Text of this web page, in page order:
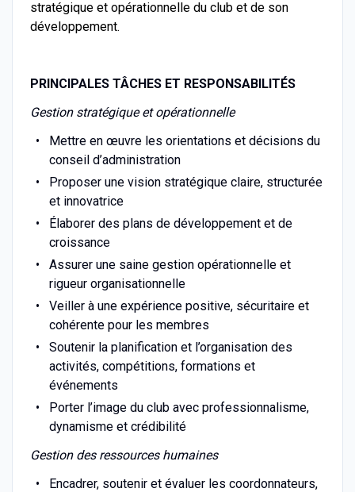
stratégique et opérationnelle du club et de son
développement.
PRINCIPALES TÂCHES ET RESPONSABILITÉS
Gestion stratégique et opérationnelle
Mettre en œuvre les orientations et décisions du
conseil d’administration
Proposer une vision stratégique claire, structurée
et innovatrice
Élaborer des plans de développement et de
croissance
Assurer une saine gestion opérationnelle et
rigueur organisationnelle
Veiller à une expérience positive, sécuritaire et
cohérente pour les membres
Soutenir la planification et l’organisation des
activités, compétitions, formations et
événements
Porter l’image du club avec professionnalisme,
dynamisme et crédibilité
Gestion des ressources humaines
Encadrer, soutenir et évaluer les coordonnateurs,